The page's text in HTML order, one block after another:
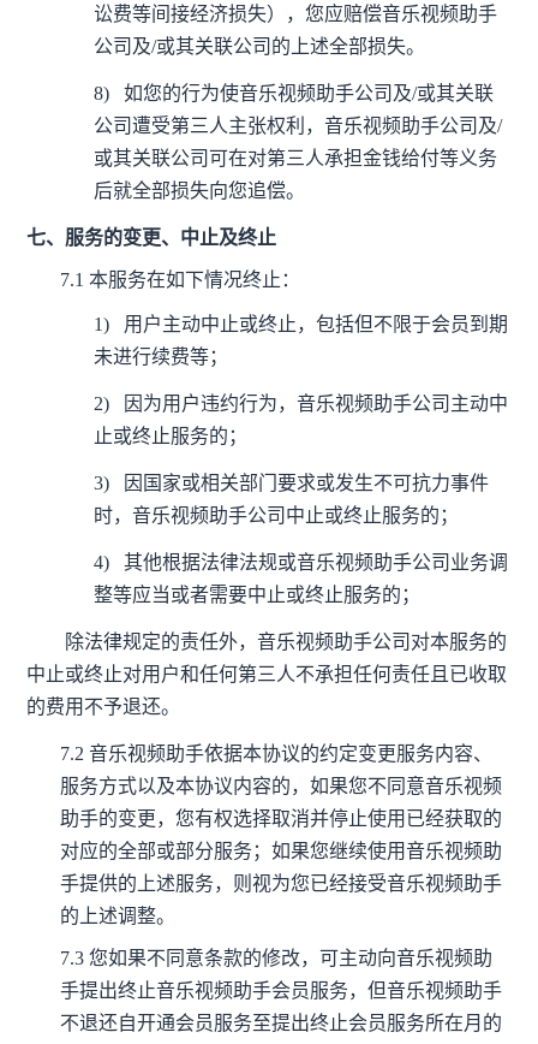
讼费等间接经济损失），您应赔偿音乐视频助手
公司及/或其关联公司的上述全部损失。
8)
如您的行为使音乐视频助手公司及/或其关联
公司遭受第三人主张权利，音乐视频助手公司及/
或其关联公司可在对第三人承担金钱给付等义务
后就全部损失向您追偿。
七、服务的变更、中止及终止
7.1本服务在如下情况终止：
1)
用户主动中止或终止，包括但不限于会员到期
未进行续费等；
2)
因为用户违约行为，音乐视频助手公司主动中
止或终止服务的；
3)
因国家或相关部门要求或发生不可抗力事件
时，音乐视频助手公司中止或终止服务的；
4)
其他根据法律法规或音乐视频助手公司业务调
整等应当或者需要中止或终止服务的；
除法律规定的责任外，音乐视频助手公司对本服务的
中止或终止对用户和任何第三人不承担任何责任且已收取
的费用不予退还。
7.2音乐视频助手依据本协议的约定变更服务内容、
服务方式以及本协议内容的，如果您不同意音乐视频
助手的变更，您有权选择取消并停止使用已经获取的
对应的全部或部分服务；如果您继续使用音乐视频助
手提供的上述服务，则视为您已经接受音乐视频助手
的上述调整。
7.3您如果不同意条款的修改，可主动向音乐视频助
手提出终止音乐视频助手会员服务，但音乐视频助手
不退还自开通会员服务至提出终止会员服务所在月的